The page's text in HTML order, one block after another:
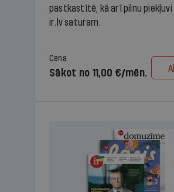
pastkastītē, kā arī pilnu
ir.lv saturam.
Cena
Sākot no 11,00 €/mēn.